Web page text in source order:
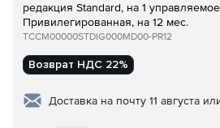
редакция Standard, на 1
Привилегированная, на 12 мес.
TCCM00000STDIG000MD00-PR12
Возврат НДС 22%
Доставка на почту 11 августа